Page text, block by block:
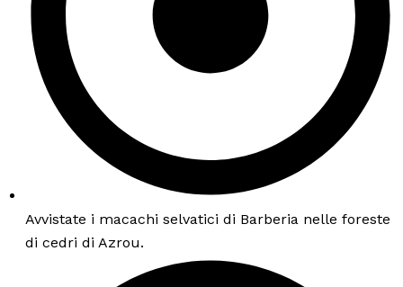
Avvistate i macachi selvatici di Barberia nelle foreste
di cedri di Azrou.